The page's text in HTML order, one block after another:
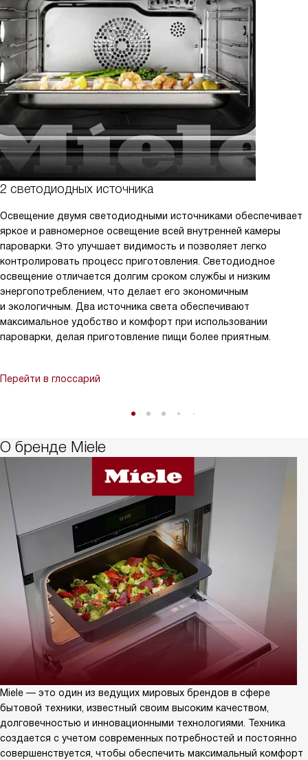
2 светодиодных источника
Освещение двумя светодиодными источниками обеспечивает
яркое и равномерное освещение всей внутренней камеры
пароварки. Это улучшает видимость и позволяет легко
контролировать процесс приготовления. Светодиодное
освещение отличается долгим сроком службы и низким
энергопотреблением, что делает его экономичным
и экологичным. Два источника света обеспечивают
максимальное удобство и комфорт при использовании
пароварки, делая приготовление пищи более приятным.
Перейти в глоссарий
О бренде Miele
Miele — это один из ведущих мировых брендов в сфере
бытовой техники, известный своим высоким качеством,
долговечностью и инновационными технологиями. Техника
создается с учетом современных потребностей и постоянно
совершенствуется, чтобы обеспечить максимальный комфорт